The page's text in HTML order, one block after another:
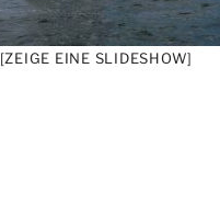
[ZEIGE EINE SLIDESHOW]